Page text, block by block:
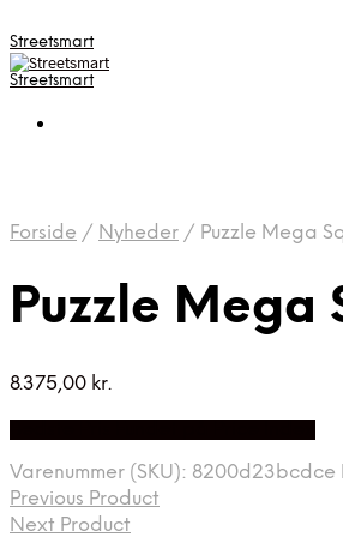
Streetsmart
Streetsmart
Forside / Nyheder / Puzzle Mega
Puzzle Mega
8.375,00 kr.
Varenummer (SKU): 8200d23bcdce
Previous Product
Next Product